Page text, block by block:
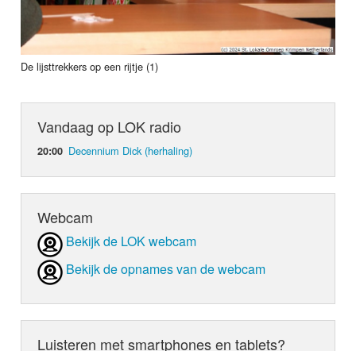
De lijsttrekkers op een rijtje (1)
Vandaag op LOK radio
20:00 Decennium Dick (herhaling)
Webcam
Bekijk de LOK webcam
Bekijk de opnames van de webcam
Luisteren met smartphones en tablets?